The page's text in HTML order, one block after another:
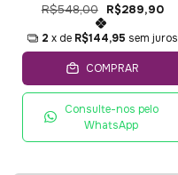
R$548,00 R$289,90
2 x de R$144,95 sem juros
COMPRAR
Consulte-nos pelo
WhatsApp